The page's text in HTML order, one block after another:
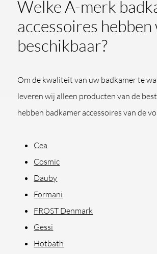
Welke A-merk
accessoires hebben
beschikbaar?
Om de kwaliteit van uw badkamer te
leveren wij alleen producten van de
hebben badkamer accessoires van de
Cea
Cosmic
Dauby
Formani
FROST Denmark
Gessi
Hotbath